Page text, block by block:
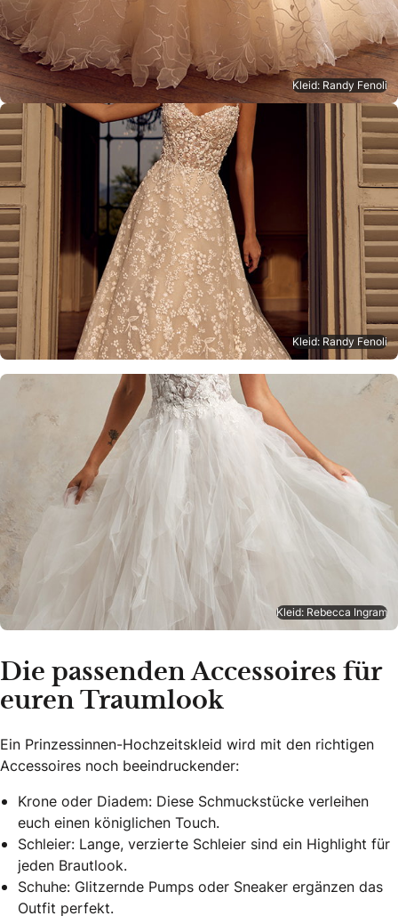
Kleid: Randy Fenoli
Kleid: Randy Fenoli
Kleid: Rebecca Ingram
Die passenden Accessoires für
euren Traumlook
Ein Prinzessinnen-Hochzeitskleid wird mit den richtigen
Accessoires noch beeindruckender:
Krone oder Diadem: Diese Schmuckstücke verleihen
euch einen königlichen Touch.
Schleier: Lange, verzierte Schleier sind ein Highlight für
jeden Brautlook.
Schuhe: Glitzernde Pumps oder Sneaker ergänzen das
Outfit perfekt.